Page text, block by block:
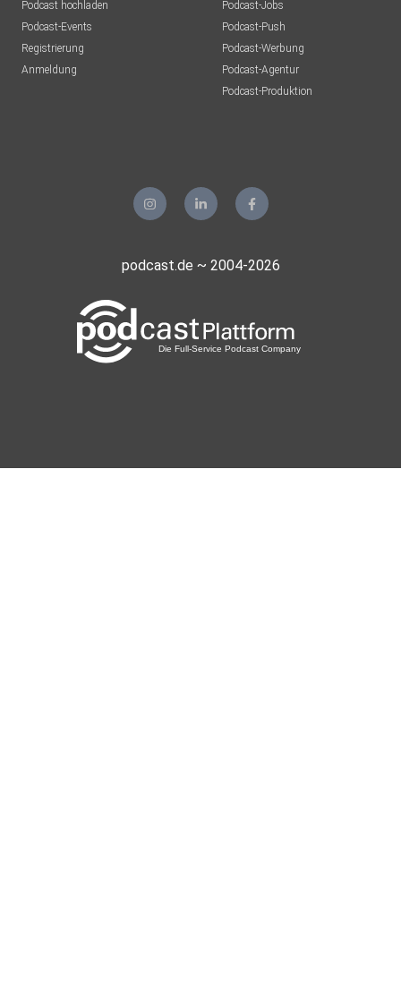
Podcast hochladen
Podcast-Events
Registrierung
Anmeldung
Podcast-Jobs
Podcast-Push
Podcast-Werbung
Podcast-Agentur
Podcast-Produktion
podcast.de ~ 2004-2026